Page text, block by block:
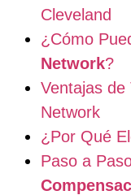
Cleveland
¿Cómo
Network?
Ventajas
Network
¿Por Qué
Paso a